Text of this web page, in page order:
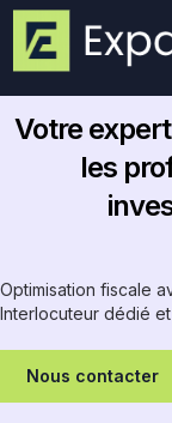
Votre
les
Optimisation fiscale
Interlocuteur dédié
Nous contacter